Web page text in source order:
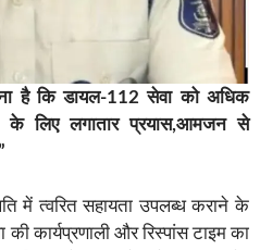
है कि डायल-112 सेवा को अधिक
के लिए लगातार प्रयास,आमजन से
में त्वरित सहायता उपलब्ध कराने के
कार्यप्रणाली और रिस्पांस टाइम का